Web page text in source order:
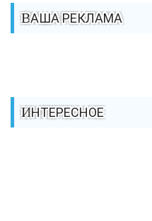
ВАША РЕКЛАМА
ИНТЕРЕСНОЕ